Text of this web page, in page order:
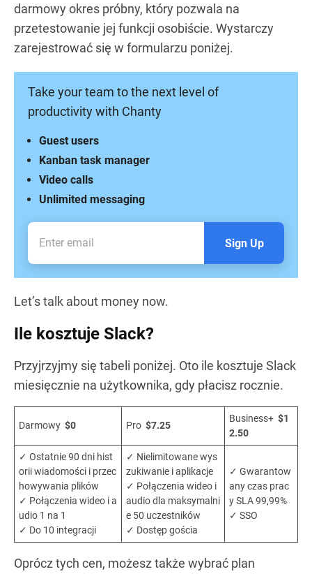
darmowy okres próbny, który pozwala na
przetestowanie jej funkcji osobiście. Wystarczy
zarejestrować się w formularzu poniżej.
Take your team to the next level of
productivity with Chanty
Unlimited messaging
Video calls
Kanban task manager
Guest users
Sign Up
Let’s talk about money now.
Ile kosztuje Slack?
Przyjrzyjmy się tabeli poniżej. Oto ile kosztuje Slack
miesięcznie na użytkownika, gdy płacisz rocznie.
Darmowy $0 Pro $7.25
Business+ $1
2.50
✓ Ostatnie 90 dni hist
orii wiadomości i przec
howywania plików
✓ Połączenia wideo i a
udio 1 na 1
✓ Do 10 integracji
✓ Nielimitowane wys
zukiwanie i aplikacje
✓ Połączenia wideo i
audio dla maksymalni
e 50 uczestników
✓ Dostęp gościa
✓ Gwarantow
any czas prac
y SLA 99,99%
✓ SSO
Oprócz tych cen, możesz także wybrać plan